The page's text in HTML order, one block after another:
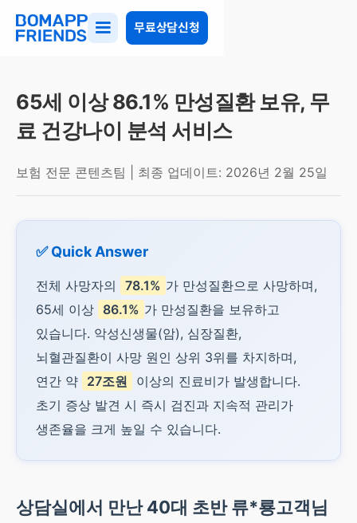
무료상담신청
65세 이상 86.1% 만성질환 보유, 무
료 건강나이 분석 서비스
보험 전문 콘텐츠팀 | 최종 업데이트: 2026년 2월 25일
✅ Quick Answer
전체 사망자의 78.1% 가 만성질환으로 사망하며,
65세 이상 86.1% 가 만성질환을 보유하고
있습니다. 악성신생물(암), 심장질환,
뇌혈관질환이 사망 원인 상위 3위를 차지하며,
연간 약 27조원
이상의 진료비가 발생합니다.
초기 증상 발견 시 즉시 검진과 지속적 관리가
생존율을 크게 높일 수 있습니다.
상담실에서 만난 40대 초반 류*룡고객님